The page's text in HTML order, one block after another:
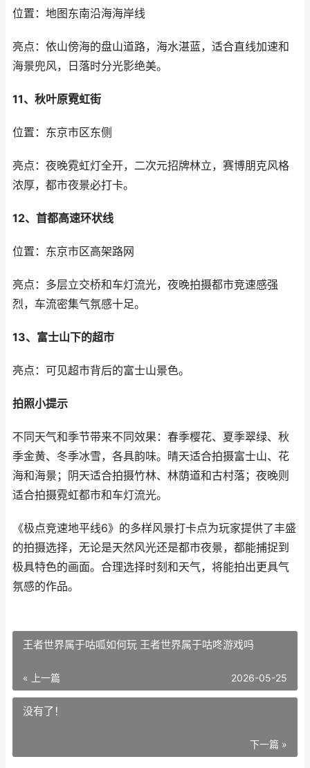
位置：地图东南沿海海岸线
亮点：依山傍海的盘山道路，海水湛蓝，适合直线加速和
海景兜风，日落时分光影绝美。
11、秋叶原霓虹街
位置：东京市区东侧
亮点：夜晚霓虹灯全开，二次元招牌林立，赛博朋克风格
浓厚，都市夜景必打卡。
12、首都高速环状线
位置：东京市区高架路网
亮点：多层立交桥和车灯流光，夜晚拍摄都市竞速感强
烈，车流密集气氛感十足。
13、富士山下的超市
亮点：可见超市背后的富士山景色。
拍照小提示
不同天气和季节带来不同效果：春季樱花、夏季翠绿、秋
季金黄、冬季冰雪，各具韵味。晴天适合拍摄富士山、花
海和海景；阴天适合拍摄竹林、林荫道和古村落；夜晚则
适合拍摄霓虹都市和车灯流光。
《极点竞速地平线6》的多样风景打卡点为玩家提供了丰盛
的拍摄选择，无论是天然风光还是都市夜景，都能捕捉到
极具特色的画面。合理选择时刻和天气，将能拍出更具气
氛感的作品。
王者世界属于咕呱如何玩 王者世界属于咕咚游戏吗
« 上一篇 2026-05-25
没有了！
下一篇 »